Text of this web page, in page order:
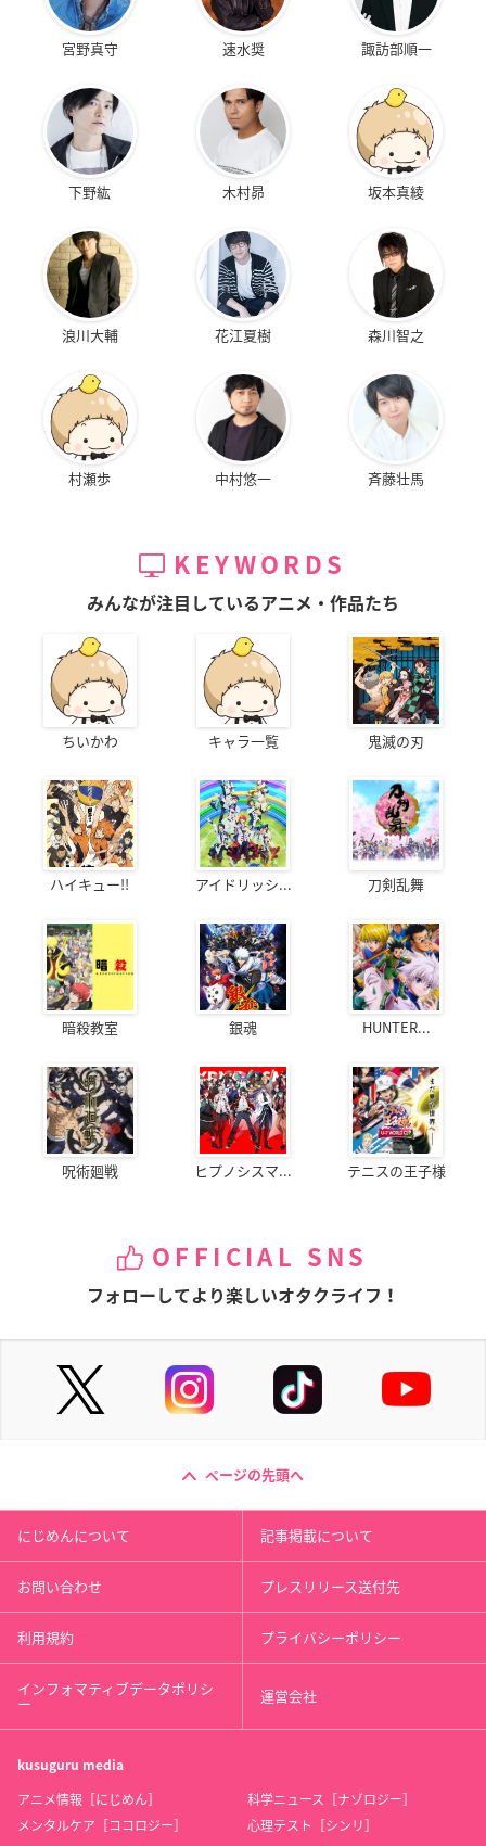
宮野真守 速水奨 諏訪部順一
下野紘 木村昴 坂本真綾
浪川大輔 花江夏樹 森川智之
村瀬歩 中村悠一 斉藤壮馬
KEYWORDS
みんなが注目しているアニメ・作品たち
ちいかわ キャラ一覧 鬼滅の刃
ハイキュー!! アイドリッシ... 刀剣乱舞
暗殺教室 銀魂 HUNTER...
呪術廻戦 ヒプノシスマ... テニスの王子様
OFFICIAL SNS
フォローしてより楽しいオタクライフ！
ページの先頭へ
にじめんについて 記事掲載について
お問い合わせ プレスリリース送付先
利用規約 プライバシーポリシー
インフォマティブデータポリシ
ー 運営会社
kusuguru media
アニメ情報［にじめん］
科学ニュース［ナゾロジー］
メンタルケア［ココロジー］
心理テスト［シンリ］